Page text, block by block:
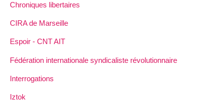
Chroniques libertaires
CIRA de Marseille
Espoir - CNT AIT
Fédération internationale syndicaliste révolutionnaire
Interrogations
Iztok